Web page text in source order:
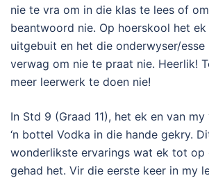
nie te vra om in die klas te lees of
beantwoord nie. Op hoerskool het
uitgebuit en het die onderwyser/
verwag om nie te praat nie. Heerlik!
meer leerwerk te doen nie!
In Std 9 (Graad 11), het ek en van
‘n bottel Vodka in die hande gekry.
wonderlikste ervarings wat ek tot op
gehad het. Vir die eerste keer in my